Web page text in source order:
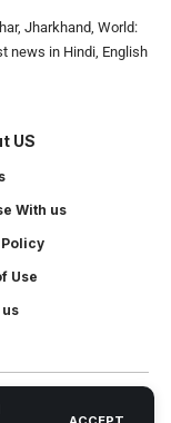
Jharkhand, World:
news in Hindi, English
US
With us
Use
us
Created by and